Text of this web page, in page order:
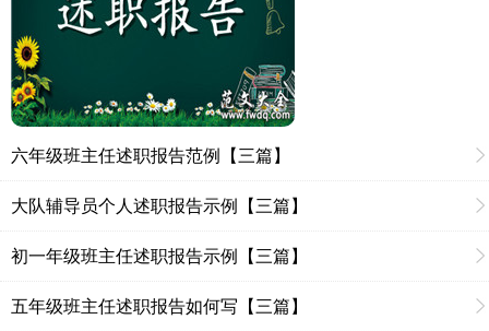
六年级班主任述职报告范例【三篇】
大队辅导员个人述职报告示例【三篇】
初一年级班主任述职报告示例【三篇】
五年级班主任述职报告如何写【三篇】